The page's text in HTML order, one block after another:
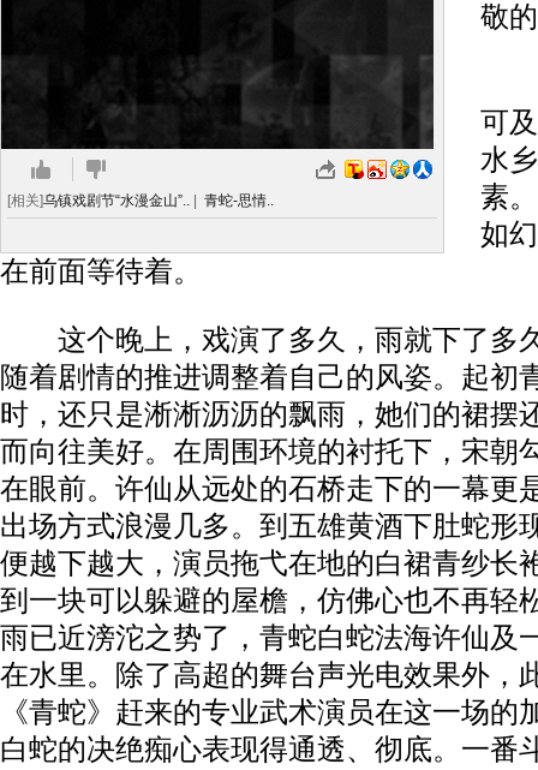
[相关]乌镇戏剧节“水漫金山”.. 青蛇-思情..
敬
可
水
素
如
在前面等待着。
这个晚上，戏演了多久，雨就下了多
随着剧情的推进调整着自己的风姿。起初
时，还只是淅淅沥沥的飘雨，她们的裙摆
而向往美好。在周围环境的衬托下，宋朝
在眼前。许仙从远处的石桥走下的一幕更
出场方式浪漫几多。到五雄黄酒下肚蛇形
便越下越大，演员拖弋在地的白裙青纱长
到一块可以躲避的屋檐，仿佛心也不再轻
雨已近滂沱之势了，青蛇白蛇法海许仙及
在水里。除了高超的舞台声光电效果外，
《青蛇》赶来的专业武术演员在这一场的
白蛇的决绝痴心表现得通透、彻底。一番